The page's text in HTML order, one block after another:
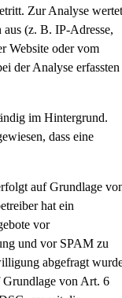
Zur Analyse wertet
(z. B. IP-Adresse,
Website oder vom
der Analyse erfassten
im Hintergrund.
dass eine
auf Grundlage
hat ein
vor
und vor SPAM zu
abgefragt
Grundlage von Art. 6